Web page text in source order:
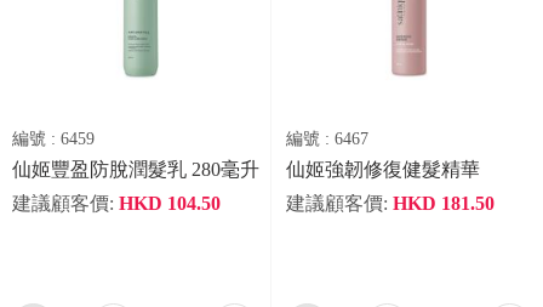
編號 : 6459
仙姬豐盈防脫潤髮乳 280毫升
建議顧客價: HKD 104.50
編號 : 6467
仙姬強韌修復健髮精華
建議顧客價: HKD 181.50